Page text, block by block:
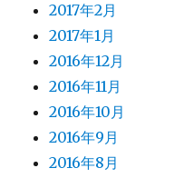
2017年2月
2017年1月
2016年12月
2016年11月
2016年10月
2016年9月
2016年8月